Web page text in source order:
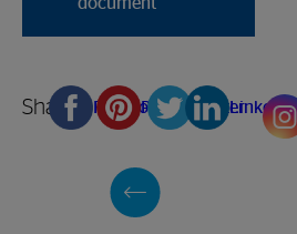
Share FacebookPinterestTwitterLinkedin